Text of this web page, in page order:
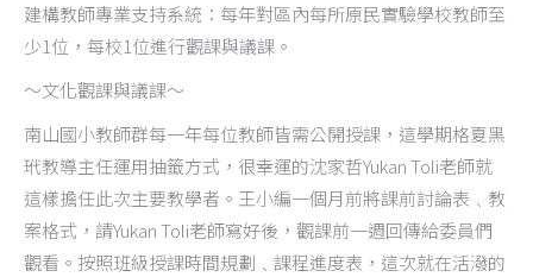
建構教師專業支持系統：每年對區內每所原民實驗學校教師至
少1位，每校1位進行觀課與議課。
～文化觀課與議課～
南山國小教師群每一年每位教師皆需公開授課，這學期格夏黑
玳教導主任運用抽籤方式，很幸運的沈家哲Yukan Toli老師就
這樣擔任此次主要教學者。王小編一個月前將課前討論表﹑教
案格式，請Yukan Toli老師寫好後，觀課前一週回傳給委員們
觀看。按照班級授課時間規劃﹑課程進度表，這次就在活潑的